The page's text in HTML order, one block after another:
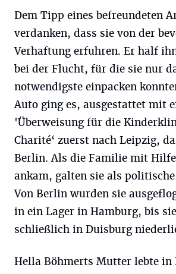
Dem Tipp eines befreundeten
verdanken, dass sie von der
Verhaftung erfuhren. Er half
bei der Flucht, für die sie nur
notwendigste einpacken
Auto ging es, ausgestattet mit
'Überweisung für die
Charité‘ zuerst nach Leipzig,
Berlin. Als die Familie mit
ankam, galten sie als
Von Berlin wurden sie
in ein Lager in Hamburg, bis
schließlich in Duisburg
Hella Böhmerts Mutter lebte in